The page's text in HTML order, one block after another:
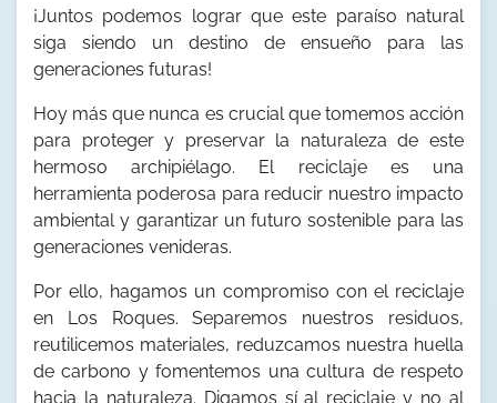
¡Juntos podemos lograr que este paraíso natural
siga siendo un destino de ensueño para las
generaciones futuras!
Hoy más que nunca es crucial que tomemos acción
para proteger y preservar la naturaleza de este
hermoso archipiélago. El reciclaje es una
herramienta poderosa para reducir nuestro impacto
ambiental y garantizar un futuro sostenible para las
generaciones venideras.
Por ello, hagamos un compromiso con el reciclaje
en Los Roques. Separemos nuestros residuos,
reutilicemos materiales, reduzcamos nuestra huella
de carbono y fomentemos una cultura de respeto
hacia la naturaleza. Digamos sí al reciclaje y no al